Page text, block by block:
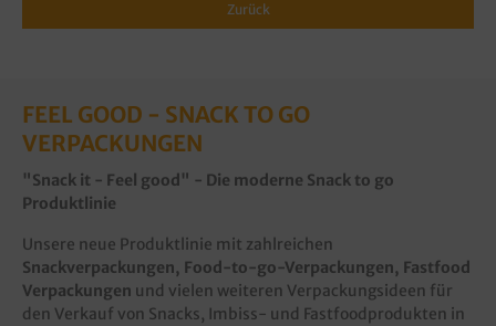
Zurück
FEEL GOOD - SNACK TO GO
VERPACKUNGEN
"Snack it - Feel good" - Die moderne Snack to go
Produktlinie
Unsere neue Produktlinie mit zahlreichen
Snackverpackungen, Food-to-go-Verpackungen, Fastfood
Verpackungen und vielen weiteren Verpackungsideen für
den Verkauf von Snacks, Imbiss- und Fastfoodprodukten in